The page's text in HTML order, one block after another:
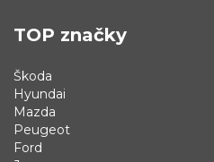
TOP značky
Škoda
Hyundai
Mazda
Peugeot
Ford